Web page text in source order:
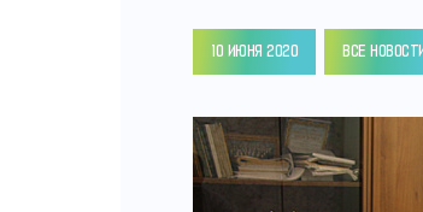
10 ИЮНЯ 2020 ВСЕ